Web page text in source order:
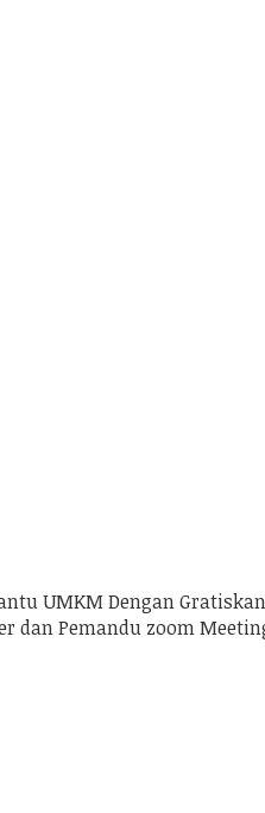
UMKM Dengan
dan Pemandu zoom